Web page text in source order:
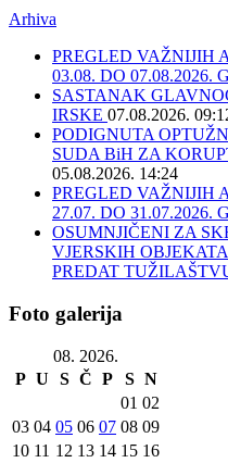
Arhiva
PREGLED VAŽNIJIH
03.08. DO 07.08.2026.
SASTANAK
IRSKE 07.08.2026.
PODIGNUTA
SUDA BiH ZA
05.08.2026. 14:24
PREGLED VAŽNIJIH
27.07. DO 31.07.2026.
OSUMNJIČENI ZA
VJERSKIH
PREDAT
Foto galerija
08. 2026.
P U S Č P S N
01 02
03 04 05 06 07 08 09
10 11 12 13 14 15 16